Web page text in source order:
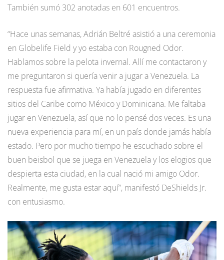
También sumó 302 anotadas en 601 encuentros.
“Hace unas semanas, Adrián Beltré asistió a una ceremonia
en Globelife Field y yo estaba con Rougned Odor.
Hablamos sobre la pelota invernal. Allí me contactaron y
me preguntaron si quería venir a jugar a Venezuela. La
respuesta fue afirmativa. Ya había jugado en diferentes
sitios del Caribe como México y Dominicana. Me faltaba
jugar en Venezuela, así que no lo pensé dos veces. Es una
nueva experiencia para mí, en un país donde jamás había
estado. Pero por mucho tiempo he escuchado sobre el
buen beisbol que se juega en Venezuela y los elogios que
despierta esta ciudad, en la cual nació mi amigo Odor.
Realmente, me gusta estar aquí”, manifestó DeShields Jr.
con entusiasmo.